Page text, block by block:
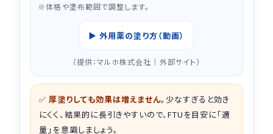
※体格や塗布範囲で調整します。
▶ 外用薬の塗り方（動画）
（提供：マルホ株式会社｜外部サイト）
✅厚塗りしても効果は増えません。少なすぎると効き
にくく、結果的に長引きやすいので、FTUを目安に「適
量」を意識しましょう。